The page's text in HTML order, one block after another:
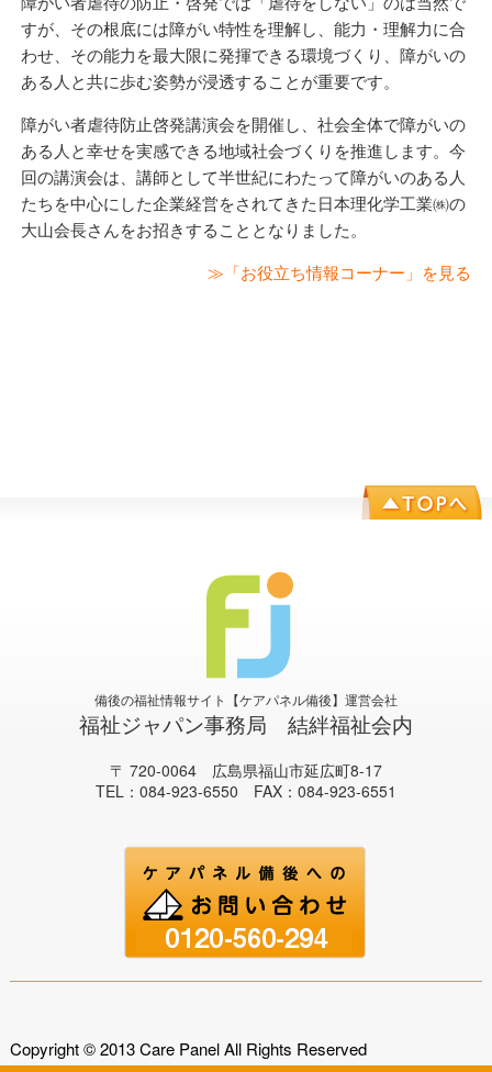
すが、その根底には障がい特性を理解し、能力・理解力に合
わせ、その能力を最大限に発揮できる環境づくり、障がいの
ある人と共に歩む姿勢が浸透することが重要です。
障がい者虐待防止啓発講演会を開催し、社会全体で障がいの
ある人と幸せを実感できる地域社会づくりを推進します。今
回の講演会は、講師として半世紀にわたって障がいのある人
たちを中心にした企業経営をされてきた日本理化学工業㈱の
大山会長さんをお招きすることとなりました。
≫「お役立ち情報コーナー」を見る
備後の福祉情報サイト【ケアパネル備後】運営会社
福祉ジャパン事務局 結絆福祉会内
〒 720-0064 広島県福山市延広町8-17
TEL：084-923-6550 FAX：084-923-6551
Copyright © 2013 Care Panel All Rights Reserved